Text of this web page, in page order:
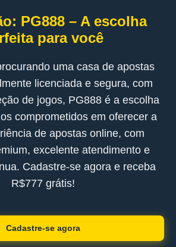
PG888 – A escolha
para você
uma casa de apostas
licenciada e segura, com
de jogos, PG888 é a escolha
comprometidos em oferecer a
de apostas online, com
excelente atendimento e
Cadastre-se agora e receba
R$777 grátis!
Cadastre-se agora